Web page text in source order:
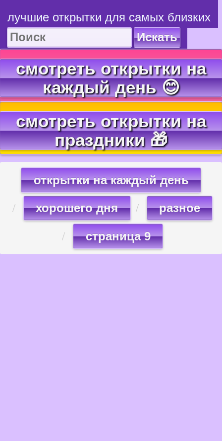
лучшие открытки для самых близких
Искать
смотреть открытки на
каждый день 😊
смотреть открытки на
праздники 🎁
открытки на каждый день
хорошего дня разное
страница 9